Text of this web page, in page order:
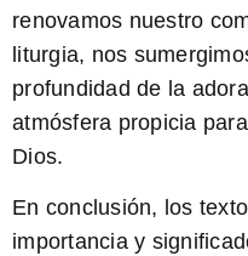
renovamos nuestro
liturgia, nos
profundidad de la
atmósfera propicia
Dios.
En conclusión, los
importancia y